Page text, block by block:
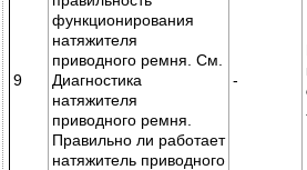
9
функционирования
натяжителя
приводного ремня. См.
Диагностика
натяжителя
приводного ремня.
Правильно ли работает
натяжитель приводного
-